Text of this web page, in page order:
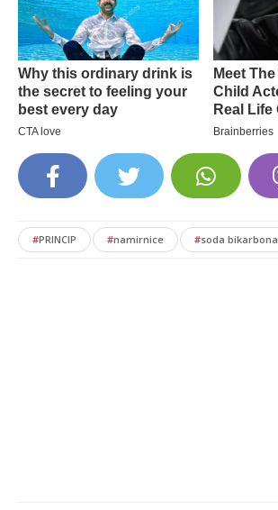
#PRINCIP #namirnice #soda bikarbona